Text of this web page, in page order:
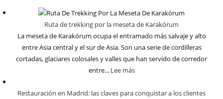
Ruta de trekking por la meseta de Karakórum
La meseta de Karakórum ocupa el entramado más salvaje y alto
entre Asia central y el sur de Asia. Son una serie de cordilleras
cortadas, glaciares colosales y valles que han servido de corredor
entre... Lee más
Restauración en Madrid: las claves para conquistar a los clientes